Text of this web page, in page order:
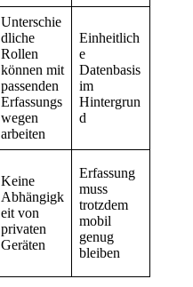
Unterschie
dliche
Rollen
können mit
passenden
Erfassungs
wegen
arbeiten
Einheitlich
e
Datenbasis
im
Hintergrun
d
Keine
Abhängigk
eit von
privaten
Geräten
Erfassung
muss
trotzdem
mobil
genug
bleiben